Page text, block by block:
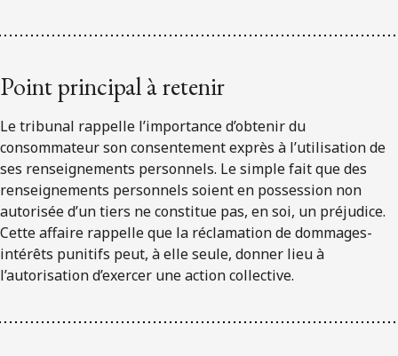
Point principal à retenir
Le tribunal rappelle l’importance d’obtenir du
consommateur son consentement exprès à l’utilisation de
ses renseignements personnels. Le simple fait que des
renseignements personnels soient en possession non
autorisée d’un tiers ne constitue pas, en soi, un préjudice.
Cette affaire rappelle que la réclamation de dommages-
intérêts punitifs peut, à elle seule, donner lieu à
l’autorisation d’exercer une action collective.